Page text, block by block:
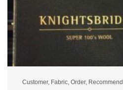
Customer, Fabric Order, Recommend